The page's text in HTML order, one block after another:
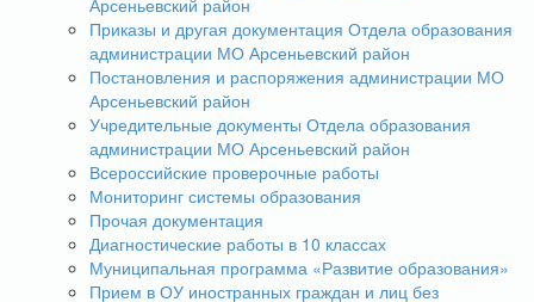
Арсеньевский район
Приказы и другая документация Отдела образования
администрации МО Арсеньевский район
Постановления и распоряжения администрации МО
Арсеньевский район
Учредительные документы Отдела образования
администрации МО Арсеньевский район
Всероссийские проверочные работы
Мониторинг системы образования
Прочая документация
Диагностические работы в 10 классах
Муниципальная программа «Развитие образования»
Прием в ОУ иностранных граждан и лиц без